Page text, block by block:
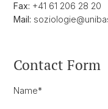
Fax: +41 61 206 28 20
Mail:
Contact Form
Name*